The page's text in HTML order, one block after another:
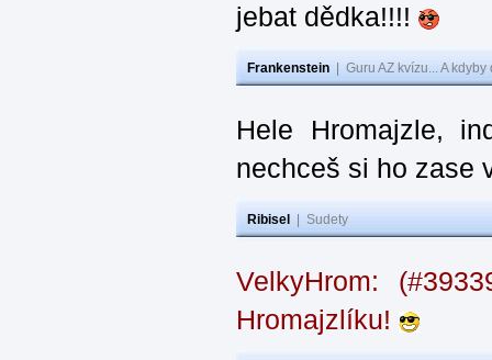
jebat dědka!!!!
Frankenstein Guru AZ kvízu... A
Hele Hromajzle,
nechceš si ho zase
Ribisel Sudety
VelkyHrom:
Hromajzlíku!